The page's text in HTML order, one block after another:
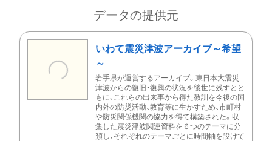
データの提供元
いわて震災津波アーカイブ～希望
～
岩手県が運営するアーカイブ。東日本大震災
津波からの復旧・復興の状況を後世に残すとと
もに、これらの出来事から得た教訓を今後の国
内外の防災活動、教育等に生かすため、市町村
や防災関係機関の協力を得て構築された。収
集した震災津波関連資料を６つのテーマに分
類し、それぞれのテーマごとに時間軸を設けて